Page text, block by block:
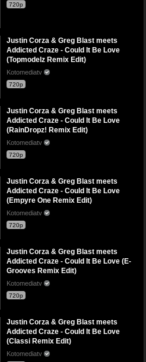
720p
Justin Corza & Greg Blast meets
Addicted Craze - Could It Be Love
(Topmodelz Remix Edit)
Kotomediatv
720p
Justin Corza & Greg Blast meets
Addicted Craze - Could It Be Love
(RainDropz! Remix Edit)
Kotomediatv
720p
Justin Corza & Greg Blast meets
Addicted Craze - Could It Be Love
(Empyre One Remix Edit)
Kotomediatv
720p
Justin Corza & Greg Blast meets
Addicted Craze - Could It Be Love (E-
Grooves Remix Edit)
Kotomediatv
720p
Justin Corza & Greg Blast meets
Addicted Craze - Could It Be Love
(Classi Remix Edit)
Kotomediatv